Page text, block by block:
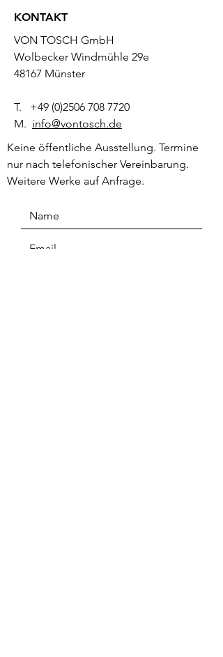
KONTAKT
VON TOSCH GmbH
Wolbecker Windmühle 29e
48167 Münster
T. +49 (0)2506 708 7720
M. info@vontosch.de
Keine öffentliche Ausstellung. Termine
nur nach telefonischer Vereinbarung.
Weitere Werke auf Anfrage.